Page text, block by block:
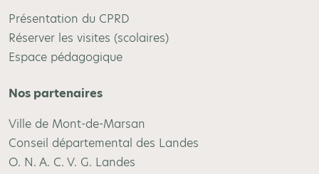
Présentation du CPRD
Réserver les visites (scolaires)
Espace pédagogique
Nos partenaires
Ville de Mont-de-Marsan
Conseil départemental des Landes
O. N. A. C. V. G. Landes